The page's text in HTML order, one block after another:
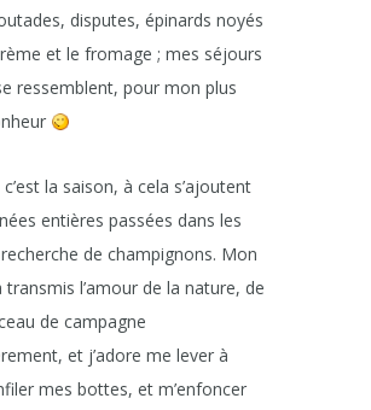
disputes, épinards noyés
et le fromage ; mes séjours
ressemblent, pour mon plus
la saison, à cela s’ajoutent
entières passées dans les
de champignons. Mon
transmis l’amour de la nature, de
de campagne
et j’adore me lever à
mes bottes, et m’enfoncer